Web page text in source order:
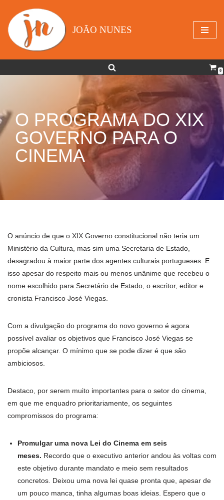
Avançar
para
JOÃO NUNES
0
O PROGRAMA DO XIX
GOVERNO PARA O
CINEMA
O anúncio de que o XIX Governo constitucional não teria um
Ministério da Cultura, mas sim uma Secretaria de Estado,
desagradou à maior parte dos agentes culturais portugueses. E
isso apesar do respeito mais ou menos unânime que recebeu o
nome escolhido para Secretário de Estado, o escritor, editor e
cronista Francisco José Viegas.
Com a divulgação do programa do novo governo é agora
possível avaliar os objetivos que Francisco José Viegas se
propõe alcançar. O mínimo que se pode dizer é que são
ambiciosos.
Destaco, por serem muito importantes para o setor do cinema,
em que me enquadro prioritariamente, os seguintes
compromissos do programa:
Promulgar uma nova Lei do Cinema em seis
meses. Recordo que o executivo anterior andou às voltas com
este objetivo durante mandato e meio sem resultados
concretos. Deixou uma nova lei quase pronta que, apesar de
um pouco manca, tinha algumas boas ideias. Espero que o